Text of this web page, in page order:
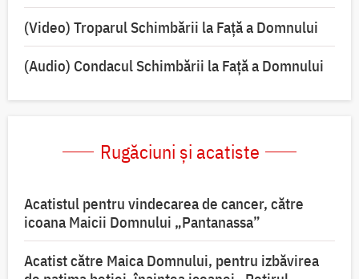
(Video) Troparul Schimbării la Față a Domnului
(Audio) Condacul Schimbării la Față a Domnului
Rugăciuni și acatiste
Acatistul pentru vindecarea de cancer, către
icoana Maicii Domnului „Pantanassa”
Acatist către Maica Domnului, pentru izbăvirea